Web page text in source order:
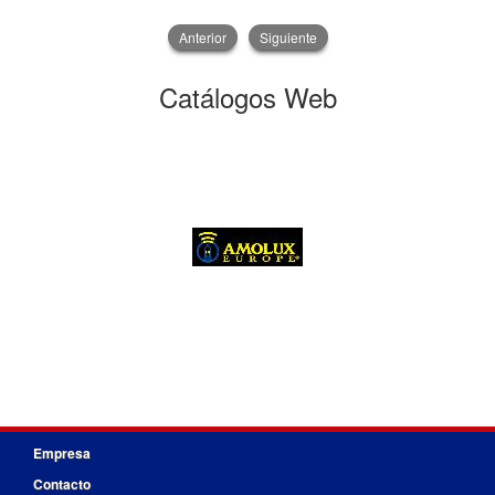
Anterior Siguiente
Catálogos Web
Empresa
Contacto